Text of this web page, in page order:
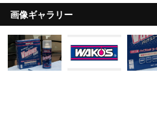
画像ギャラリー